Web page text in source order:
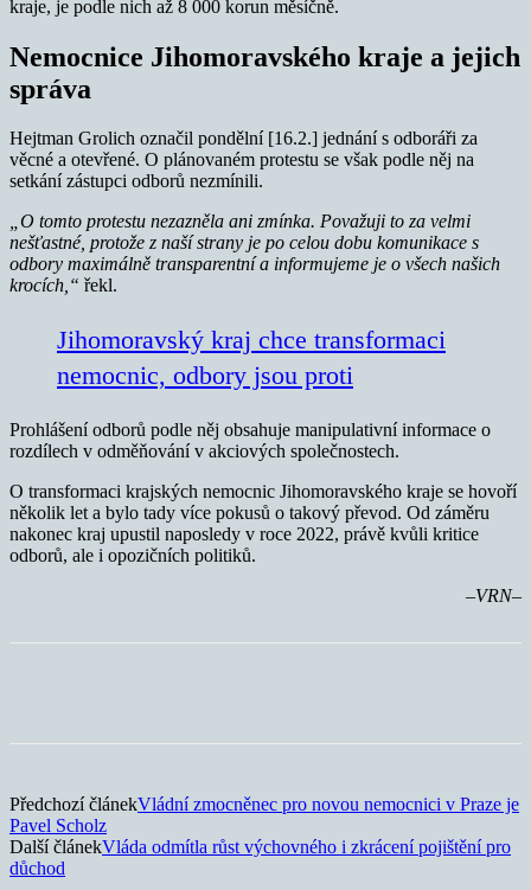
kraje, je podle nich až 8 000 korun měsíčně.
Nemocnice Jihomoravského kraje a jejich
správa
Hejtman Grolich označil pondělní [16.2.] jednání s odboráři za
věcné a otevřené. O plánovaném protestu se však podle něj na
setkání zástupci odborů nezmínili.
„O tomto protestu nezazněla ani zmínka. Považuji to za velmi
nešťastné, protože z naší strany je po celou dobu komunikace s
odbory maximálně transparentní a informujeme je o všech našich
krocích,“ řekl.
Jihomoravský kraj chce transformaci
nemocnic, odbory jsou proti
Prohlášení odborů podle něj obsahuje manipulativní informace o
rozdílech v odměňování v akciových společnostech.
O transformaci krajských nemocnic Jihomoravského kraje se hovoří
několik let a bylo tady více pokusů o takový převod. Od záměru
nakonec kraj upustil naposledy v roce 2022, právě kvůli kritice
odborů, ale i opozičních politiků.
–VRN–
Předchozí článekVládní zmocněnec pro novou nemocnici v Praze je
Pavel Scholz
Další článekVláda odmítla růst výchovného i zkrácení pojištění pro
důchod